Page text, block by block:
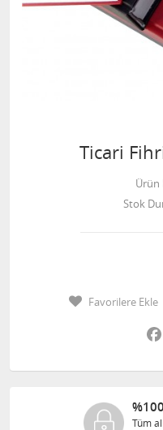
Ticari
Ürün
Stok
Favorilere Ekle
Tüm